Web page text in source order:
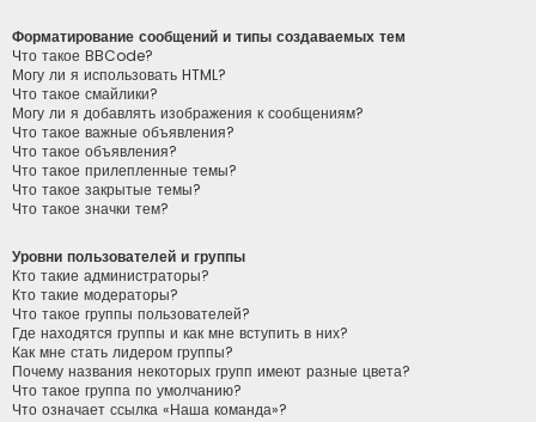
Форматирование сообщений и типы создаваемых тем
Что такое BBCode?
Могу ли я использовать HTML?
Что такое смайлики?
Могу ли я добавлять изображения к сообщениям?
Что такое важные объявления?
Что такое объявления?
Что такое прилепленные темы?
Что такое закрытые темы?
Что такое значки тем?
Уровни пользователей и группы
Кто такие администраторы?
Кто такие модераторы?
Что такое группы пользователей?
Где находятся группы и как мне вступить в них?
Как мне стать лидером группы?
Почему названия некоторых групп имеют разные цвета?
Что такое группа по умолчанию?
Что означает ссылка «Наша команда»?